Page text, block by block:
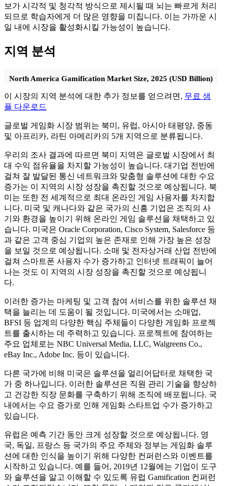
보가 시각적 및 청각적 방식으로 제시될 때 뇌는 빠르게 처리
되므로 학습자에게 더 많은 영향을 미칩니다. 이는 가까운 시
일 내에 시장을 활성화시킬 가능성이 높습니다.
지역 분석
North America Gamification Market Size, 2025 (USD Billion)
이 시장의 지역 분석에 대한 추가 정보를 얻으려면, 무료 샘
플 다운로드
글로벌 게임화 시장 범위는 북미, 유럽, 아시아 태평양, 중동
및 아프리카, 라틴 아메리카의 5개 지역으로 분류됩니다.
우리의 조사 결과에 따르면 북미 지역은 글로벌 시장에서 최
대 수익 점유율을 차지할 가능성이 높습니다. 대기업 전반에
걸쳐 잘 발달된 통신 네트워크와 맞춤형 솔루션에 대한 수요
증가는 이 지역의 시장 성장을 촉진할 것으로 예상됩니다. 북
미는 또한 전 세계적으로 최대 온라인 게임 사용자를 차지합
니다. 미국 및 캐나다와 같은 국가의 신흥 기업은 조직의 사
기와 환경을 높이기 위해 온라인 게임 솔루션을 채택하고 있
습니다. 미국은 Oracle Corporation, Cisco System, Salesforce 등
과 같은 고객 중심 기업의 높은 존재로 인해 가장 높은 성장
을 보일 것으로 예상됩니다. 소매 및 전자상거래 산업 전반에
걸쳐 스마트폰 사용자 수가 증가하고 인터넷 트래픽이 늘어
나는 것도 이 지역의 시장 성장을 촉진할 것으로 예상됩니
다.
이러한 증가는 마케팅 및 고객 참여 서비스를 위한 솔루션 채
택을 늘리는 데 도움이 될 것입니다. 미국에서는 소매업,
BFSI 등 업계의 다양한 핵심 주체들이 다양한 게임화 프로젝
트를 출시하는 데 주력하고 있습니다. 프로젝트에 참여하는
주요 업체로는 NBC Universal Media, LLC, Walgreens Co.,
eBay Inc., Adobe Inc. 등이 있습니다.
다른 국가에 비해 미국은 솔루션을 얼리어답터로 채택한 국
가 중 하나입니다. 이러한 솔루션은 직원 관리 기술을 향상하
고 건강한 직장 문화를 구축하기 위해 조직에 배포됩니다. 국
내에서는 수요 증가로 인해 게임화 스타트업 수가 증가하고
있습니다.
유럽은 예측 기간 동안 크게 성장할 것으로 예상됩니다. 영
국, 독일, 프랑스 등 국가의 주요 주체와 정부는 게임화 솔루
션에 대한 인식을 높이기 위해 다양한 컨퍼런스와 이벤트를
시작하고 있습니다. 예를 들어, 2019년 12월에는 기업이 도구
와 솔루션을 알고 이해할 수 있도록 유럽 Gamification 컨퍼런